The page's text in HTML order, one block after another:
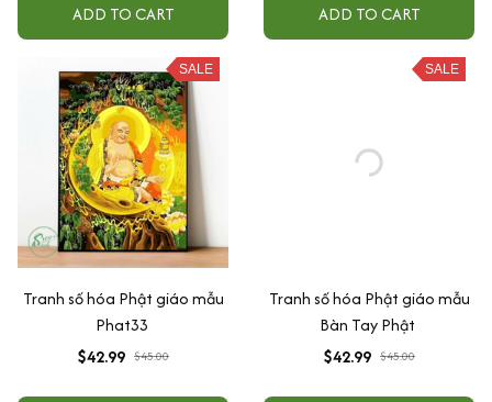
ADD TO CART ADD TO CART
SALE
Tranh số hóa Phật giáo mẫu
Phat33
$42.99 $45.00
SALE
Tranh số hóa Phật giáo mẫu
Bàn Tay Phật
$42.99 $45.00